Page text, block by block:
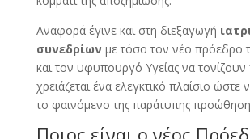
Αναφορά έγινε και στη διεξαγωγή
συνεδρίων με τόσο τον νέο
και τον υφυπουργό Υγείας να
χρειάζεται ένα ελεγκτικό πλαίσιο ώστε
το φαινόμενο της παράτυπης